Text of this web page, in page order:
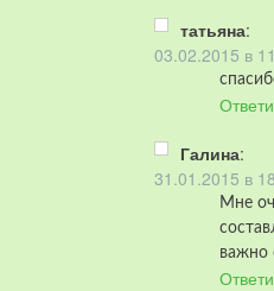
татьяна:
03.02.2015 в
Галина:
31.01.2015 в
Мне
важно